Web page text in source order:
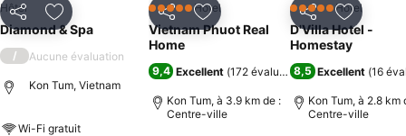
PartagerAjouter à mes favoris
Hôtel
Diamond & Spa
/ Aucune évaluation
Kon Tum, Vietnam
Wi-Fi gratuit
PartagerAjouter à mes favoris
5 Étoiles Hôtel
Vietnam Phuot Real
Home
9,4 Excellent (172 évaluations)
Kon Tum, à 3.9 km de :
Centre-ville
PartagerAjouter
5 Étoiles Hôtel
D'Villa Hotel -
Homestay
8,5 Excellent (16
Kon Tum, à 2.8 km
Centre-ville